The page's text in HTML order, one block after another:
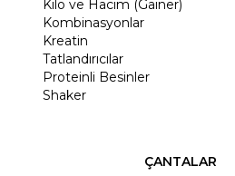
Kilo ve Hacim (Gainer)
Kombinasyonlar
Kreatin
Tatlandırıcılar
Proteinli Besinler
Shaker
ÇANTALAR